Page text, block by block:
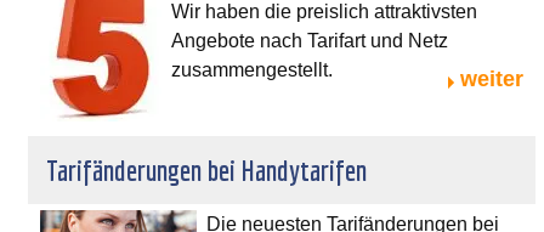
Wir haben die preislich attraktivsten
Angebote nach Tarifart und Netz
zusammengestellt.
weiter
Tarifänderungen bei Handytarifen
Die neuesten Tarifänderungen bei